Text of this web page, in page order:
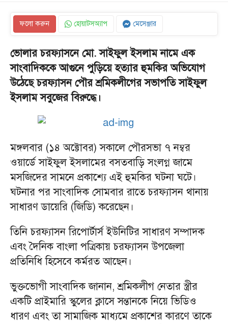
ফলো করুন হোয়াটসঅ্যাপ মেসেঞ্জার
ভোলার চরফ্যাসনে মো. সাইফুল ইসলাম নামে এক
সাংবাদিককে আগুনে পুড়িয়ে হত্যার হুমকির অভিযোগ
উঠেছে চরফ্যাসন পৌর শ্রমিকলীগের সভাপতি সাইফুল
ইসলাম সবুজের বিরুদ্ধে।
মঙ্গলবার (১৪ অক্টোবর) সকালে পৌরসভা ৭ নম্বর
ওয়ার্ডে সাইফুল ইসলামের বসতবাড়ি সংলগ্ন জামে
মসজিদের সামনে প্রকাশ্যে এই হুমকির ঘটনা ঘটে।
ঘটনার পর সাংবাদিক সোমবার রাতে চরফ্যাসন থানায়
সাধারণ ডায়েরি (জিডি) করেছেন।
তিনি চরফ্যাসন রিপোর্টার্স ইউনিটির সাধারণ সম্পাদক
এবং দৈনিক বাংলা পত্রিকায় চরফ্যাসন উপজেলা
প্রতিনিধি হিসেবে কর্মরত আছেন।
ভুক্তভোগী সাংবাদিক জানান, শ্রমিকলীগ নেতার স্ত্রীর
একটি প্রাইমারি স্কুলের ক্লাসে সন্তানকে নিয়ে ভিডিও
ধারণ এবং তা সামাজিক মাধ্যমে প্রকাশের কারণে তাকে